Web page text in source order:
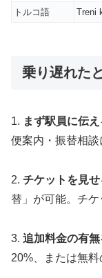
トルコ語
Treni
乗り遅れた
1. まず駅員に伝え
便案内・振替相
2. チケットを見せ
替」が可能。チ
3. 追加料金の有
20%、または無料